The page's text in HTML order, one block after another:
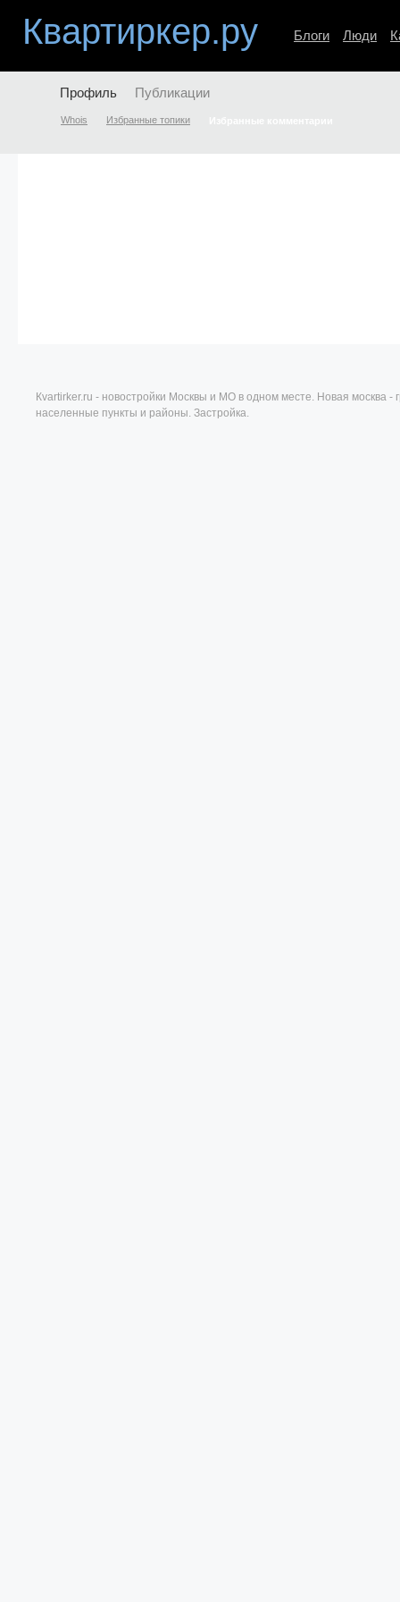
Квартиркер.ру Блоги Люди
Профиль
Whois Избранные топики
Публикации
Кvartirker.ru - новостройки Москвы и МО в одном месте. Новая москва
населенные пункты и районы. Застройка.